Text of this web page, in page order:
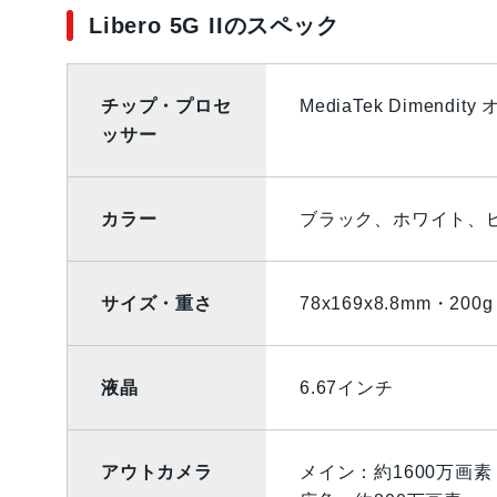
Libero 5G IIのスペック
チップ・プロセ
ッサー
MediaTek Dimendity
カラー ブラック、ホワイト、
サイズ・重さ 78x169x8.8mm・200g
液晶 6.67インチ
アウトカメラ
メイン：約1600万画素